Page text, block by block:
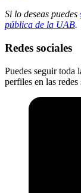
Si lo deseas puedes
pública de la UAB.
Redes sociales
Puedes seguir toda
perfiles en las redes